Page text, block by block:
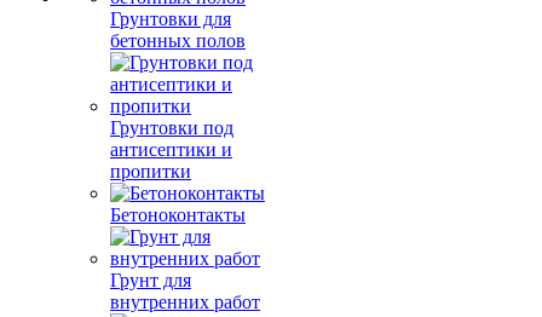
Грунтовки для
бетонных полов
Грунтовки под
антисептики и
пропитки
Бетоноконтакты
Грунт для
внутренних работ